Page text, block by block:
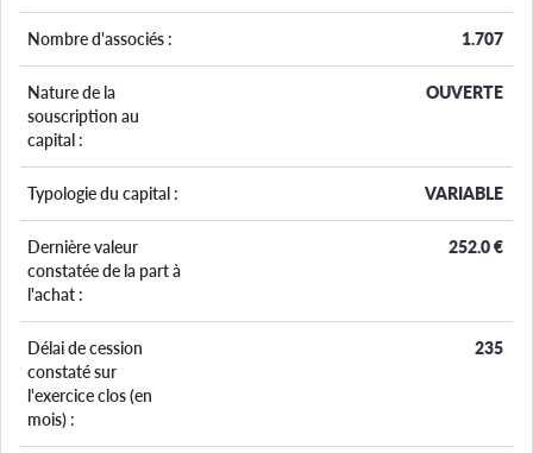
Nombre d'associés : 1.707
Nature de la
souscription au
capital :
OUVERTE
Typologie du capital : VARIABLE
Dernière valeur
constatée de la part à
l'achat :
252.0€
Délai de cession
constaté sur
l'exercice clos (en
mois) :
235